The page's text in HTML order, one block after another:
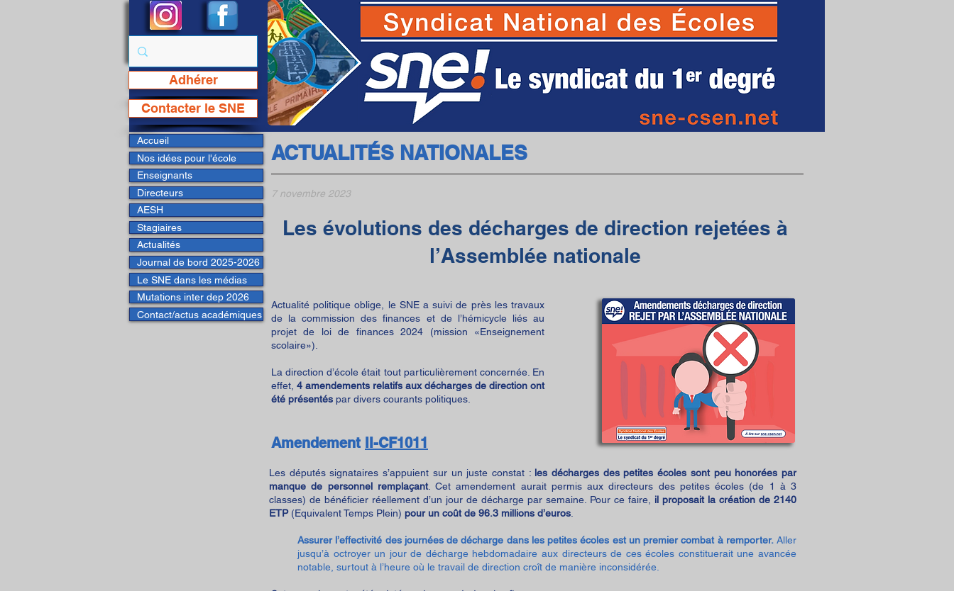
Adhérer
Contacter le SNE
ACTUALITÉS NATIONALES
7 novembre 2023
Les évolutions des décharges de direction rejetées à
l’Assemblée nationale
Actualité politique oblige, le SNE a suivi de près les travaux
de la commission des finances et de l’hémicycle liés au
projet de loi de finances 2024 (mission «Enseignement
scolaire»).
La direction d’école était tout particulièrement concernée. En
effet, 4 amendements relatifs aux décharges de direction ont
été présentés par divers courants politiques.
Amendement II-CF1011
Les députés signataires s’appuient sur un juste constat : les décharges des petites écoles sont peu honorées par
manque de personnel remplaçant. Cet amendement aurait permis aux directeurs des petites écoles (de 1 à 3
classes) de bénéficier réellement d’un jour de décharge par semaine. Pour ce faire, il proposait la création de 2140
ETP (Equivalent Temps Plein) pour un coût de 96.3 millions d’euros
Assurer l’effectivité des journées de décharge dans les petites écoles est un premier combat à remporter. Aller
jusqu’à octroyer un jour de décharge hebdomadaire aux directeurs de ces écoles constituerait une avancée
notable, surtout à l’heure où le travail de direction croît de manière inconsidérée.
SNE - Syndicat National des Ecoles
Page Facebook du SNE
Accueil
Nos idées pour l'école
Enseignants
Directeurs
AESH
Stagiaires
Actualités
Journal de bord 2025-2026
Le SNE dans les médias
Mutations inter dep 2026
Contact/actus académiques